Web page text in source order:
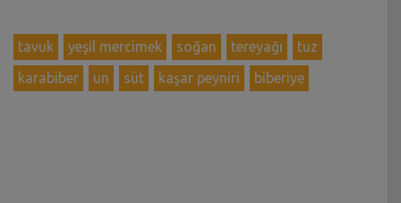
tavuk yeşil mercimek soğan tereyağı
tuz
karabiber
un süt kaşar peyniri biberiye